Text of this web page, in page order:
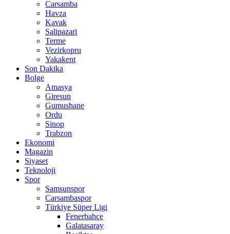
Carsamba
Havza
Kavak
Salipazari
Terme
Vezirkopru
Yakakent
Son Dakika
Bolge
Amasya
Giresun
Gumushane
Ordu
Sinop
Trabzon
Ekonomi
Magazin
Siyaset
Teknoloji
Spor
Samsunspor
Carsambaspor
Türkiye Süper Ligi
Fenerbahçe
Galatasaray